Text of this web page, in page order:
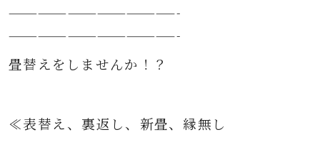
—————————————————-
—————————————————-
畳替えをしませんか！？
≪表替え、裏返し、新畳、縁無し